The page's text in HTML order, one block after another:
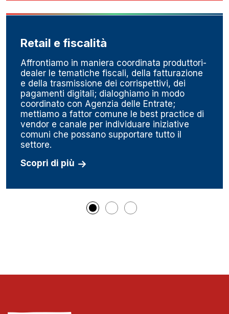
Retail e fiscalità
Affrontiamo in maniera coordinata produttori-
dealer le tematiche fiscali, della fatturazione
e della trasmissione dei corrispettivi, dei
pagamenti digitali; dialoghiamo in modo
coordinato con Agenzia delle Entrate;
mettiamo a fattor comune le best practice di
vendor e canale per individuare iniziative
comuni che possano supportare tutto il
settore.
Scopri di più